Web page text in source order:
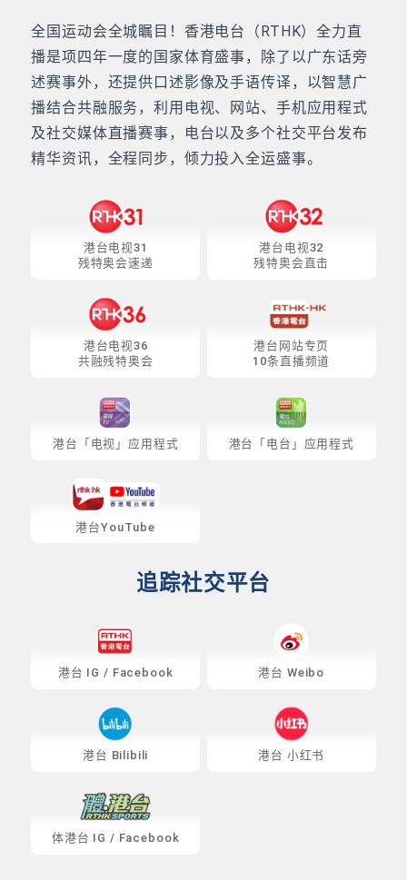
全国运动会全城瞩目！香港电台（RTHK）全力直
播是项四年一度的国家体育盛事，除了以广东话旁
述赛事外，还提供口述影像及手语传译，以智慧广
播结合共融服务，利用电视、网站、手机应用程式
及社交媒体直播赛事，电台以及多个社交平台发布
精华资讯，全程同步，倾力投入全运盛事。
港台电视31
残特奥会速递
港台电视32
残特奥会直击
港台电视36
共融残特奥会
港台网站专页
10条直播频道
港台「电视」应用程式 港台「电台」应用程式
港台YouTube
追踪社交平台
港台 IG / Facebook 港台 Weibo
港台 Bilibili 港台 小红书
体港台 IG / Facebook